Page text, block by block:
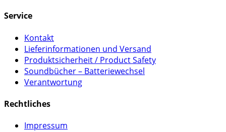
Service
Kontakt
Lieferinformationen und Versand
Produktsicherheit / Product Safety
Soundbücher – Batteriewechsel
Verantwortung
Rechtliches
Impressum